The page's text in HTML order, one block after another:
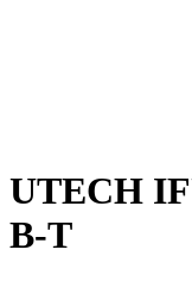
UTECH
B-T